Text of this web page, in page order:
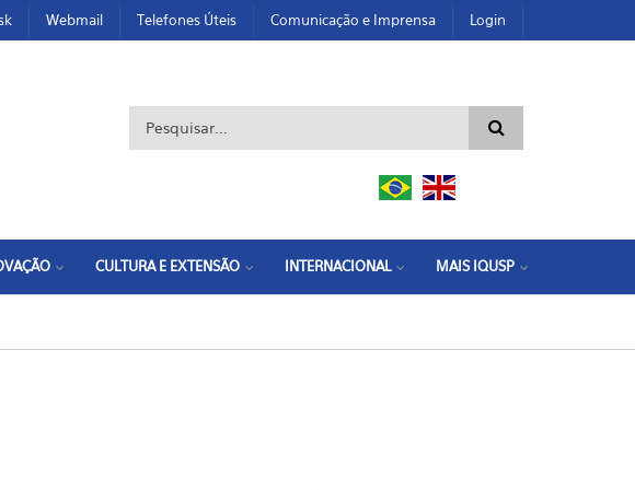
Webmail Telefones Úteis Comunicação e Imprensa Login
Formulário de busca
CULTURA E EXTENSÃO INTERNACIONAL MAIS IQUSP